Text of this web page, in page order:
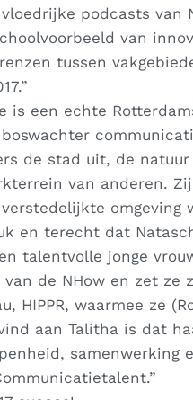
podcasts
van
tussen
is een echte
de stad uit, de
van anderen.
en terecht dat
talentvolle jonge
de NHow en zet
HIPPR, waarmee ze
aan Talitha is dat